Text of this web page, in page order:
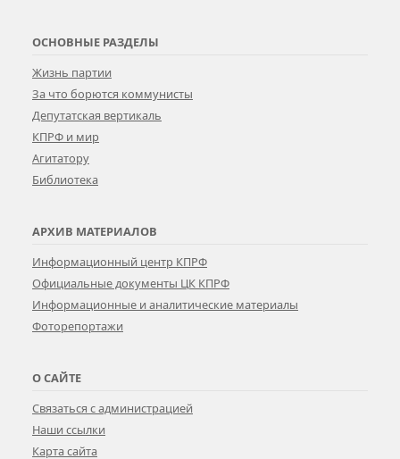
ОСНОВНЫЕ РАЗДЕЛЫ
Жизнь партии
За что борются коммунисты
Депутатская вертикаль
КПРФ и мир
Агитатору
Библиотека
АРХИВ МАТЕРИАЛОВ
Информационный центр КПРФ
Официальные документы ЦК КПРФ
Информационные и аналитические материалы
Фоторепортажи
О САЙТЕ
Связаться с администрацией
Наши ссылки
Карта сайта